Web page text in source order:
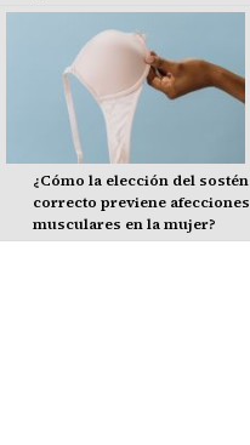
¿Cómo la elección del sostén
correcto previene afecciones
musculares en la mujer?